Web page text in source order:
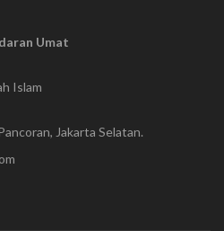
Umat
Islam
Jakarta Selatan.